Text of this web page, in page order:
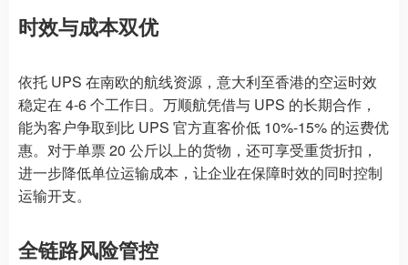
时效与成本双优
依托 UPS 在南欧的航线资源，意大利至香港的空运时效
稳定在 4-6 个工作日。万顺航凭借与 UPS 的长期合作，
能为客户争取到比 UPS 官方直客价低 10%-15% 的运费优
惠。对于单票 20 公斤以上的货物，还可享受重货折扣，
进一步降低单位运输成本，让企业在保障时效的同时控制
运输开支。
全链路风险管控